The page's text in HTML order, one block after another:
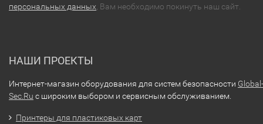
персональных данных , Вам необходимо покинуть наш сайт.
НАШИ ПРОЕКТЫ
Интернет-магазин оборудования для систем безопасности Global-
Sec.Ru с широким выбором и сервисным обслуживанием.
Принтеры для пластиковых карт